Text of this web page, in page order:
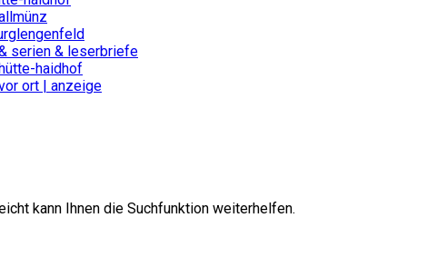
serien & leserbriefe
haidhof
ort | anzeige
kann Ihnen die Suchfunktion weiterhelfen.